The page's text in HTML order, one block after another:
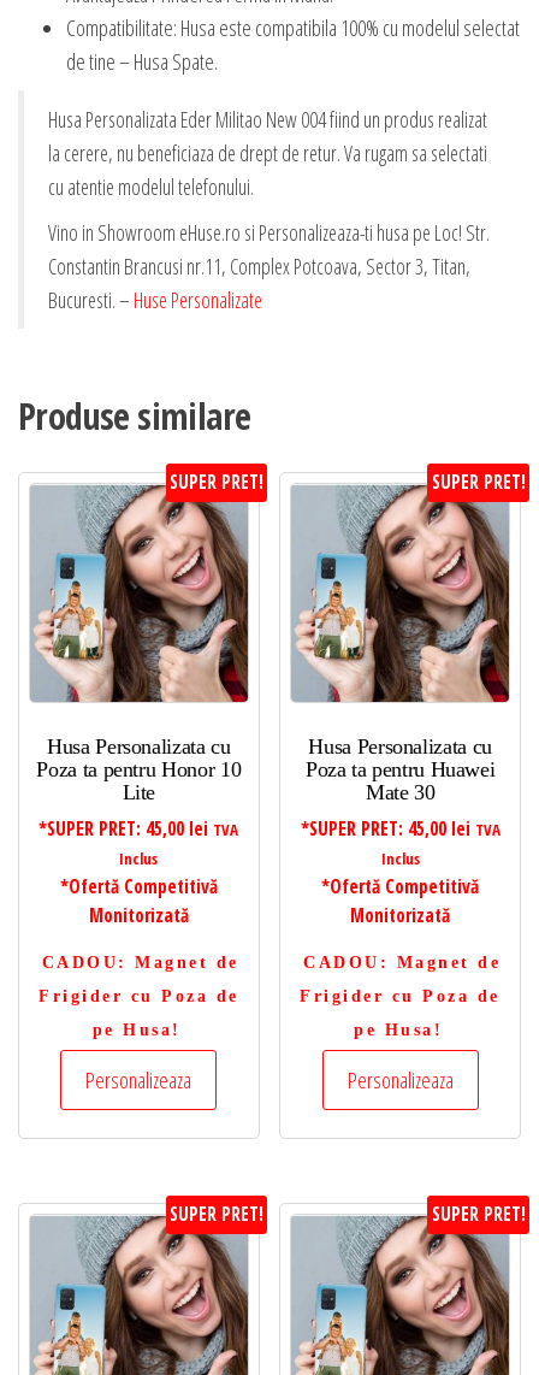
Compatibilitate: Husa este compatibila 100% cu modelul selectat
de tine – Husa Spate.
Husa Personalizata Eder Militao New 004 fiind un produs realizat
la cerere, nu beneficiaza de drept de retur. Va rugam sa selectati
cu atentie modelul telefonului.
Vino in Showroom eHuse.ro si Personalizeaza-ti husa pe Loc! Str.
Constantin Brancusi nr.11, Complex Potcoava, Sector 3, Titan,
Bucuresti. – Huse Personalizate
Produse similare
SUPER PRET!
Husa Personalizata cu
Poza ta pentru Honor 10
Lite
*SUPER PRET: 45,00 lei TVA
Inclus
*Ofertă Competitivă
Monitorizată
CADOU : Magnet de
Frigider cu Poza de
pe Husa!
Personalizeaza
SUPER PRET!
Husa Personalizata cu
Poza ta pentru Huawei
Mate 30
*SUPER PRET: 45,00 lei TVA
Inclus
*Ofertă Competitivă
Monitorizată
CADOU : Magnet de
Frigider cu Poza de
pe Husa!
Personalizeaza
SUPER PRET! SUPER PRET!